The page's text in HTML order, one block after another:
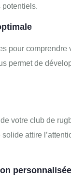
potentiels.
pour
permet de
votre club de
attire
personnalisée